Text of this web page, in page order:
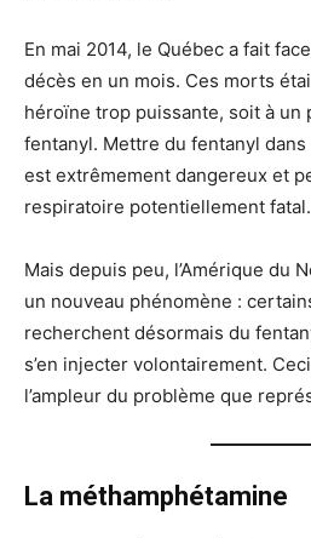
En mai 2014, le Québec a fait
décès en un mois. Ces morts
héroïne trop puissante, soit à un
fentanyl. Mettre du fentanyl dans
est extrêmement dangereux et
respiratoire potentiellement fatal.
Mais depuis peu, l’Amérique du
un nouveau phénomène :
recherchent désormais du
s’en injecter volontairement.
l’ampleur du problème que
La méthamphétamine